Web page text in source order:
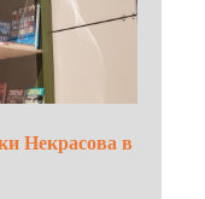
Некрасова в